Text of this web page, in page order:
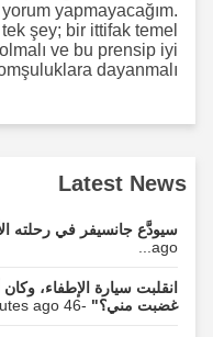
yorum yapmayacağım.
tek şey; bir ittifak temel
olmalı ve bu prensip iyi
komşuluklara dayanmalı."
Latest News
سيودَّع جانسيفر في رحلته
ago...
انقلبت سيارة الإطفاء، وكان
غضبت مني؟"-46 minutes ago...